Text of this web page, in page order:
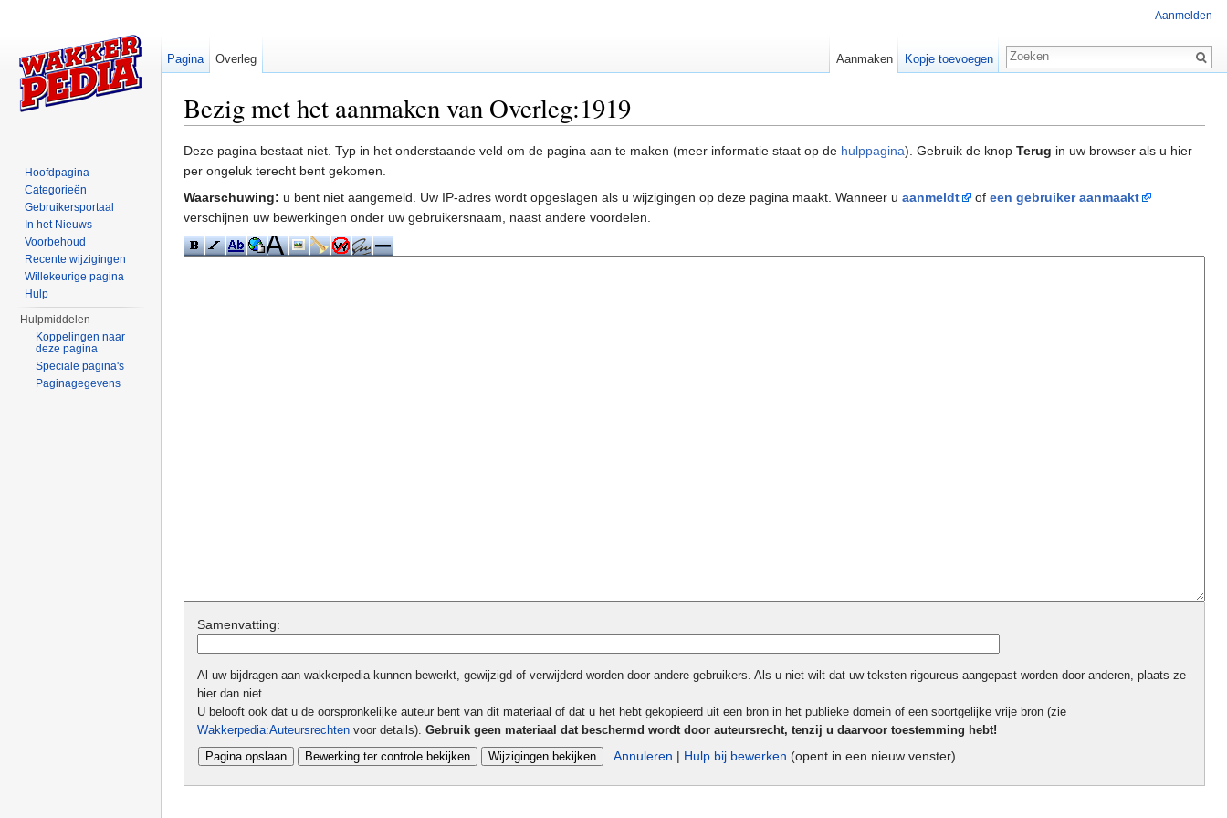
Bezig met het aanmaken van Overleg:1919
Deze pagina bestaat niet. Typ in het onderstaande veld om de pagina aan te maken (meer informatie staat op de hulppagina). Gebruik de knop Terug in uw browser als u hier
per ongeluk terecht bent gekomen.
Waarschuwing: u bent niet aangemeld. Uw IP-adres wordt opgeslagen als u wijzigingen op deze pagina maakt. Wanneer u aanmeldt of een gebruiker aanmaakt
verschijnen uw bewerkingen onder uw gebruikersnaam, naast andere voordelen.
Samenvatting:
Al uw bijdragen aan wakkerpedia kunnen bewerkt, gewijzigd of verwijderd worden door andere gebruikers. Als u niet wilt dat uw teksten rigoureus aangepast worden door anderen, plaats ze
hier dan niet.
U belooft ook dat u de oorspronkelijke auteur bent van dit materiaal of dat u het hebt gekopieerd uit een bron in het publieke domein of een soortgelijke vrije bron (zie
Wakkerpedia:Auteursrechten voor details). Gebruik geen materiaal dat beschermd wordt door auteursrecht, tenzij u daarvoor toestemming hebt!
Annuleren | Hulp bij bewerken (opent in een nieuw venster)
Aanmelden
Pagina Overleg Aanmaken Kopje toevoegen
Hoofdpagina
Categorieën
Gebruikersportaal
In het Nieuws
Voorbehoud
Recente wijzigingen
Willekeurige pagina
Hulp
Hulpmiddelen
Koppelingen naar
deze pagina
Speciale pagina's
Paginagegevens